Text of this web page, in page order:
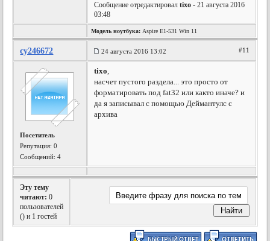
Сообщение отредактировалtixo - 21 августа 2016
03:48
Модель ноутбука: Aspire E1-531 Win 11
cy246672 24 августа 2016 13:02 #11
Посетитель
Репутация:0
Сообщений: 4
tixo,
насчет пустого раздела... это просто от
форматировать под fat32 или както иначе? и
да я записывал с помощью Деймантулс с
архива
Эту тему
читают: 0
пользователей
() и 1 гостей